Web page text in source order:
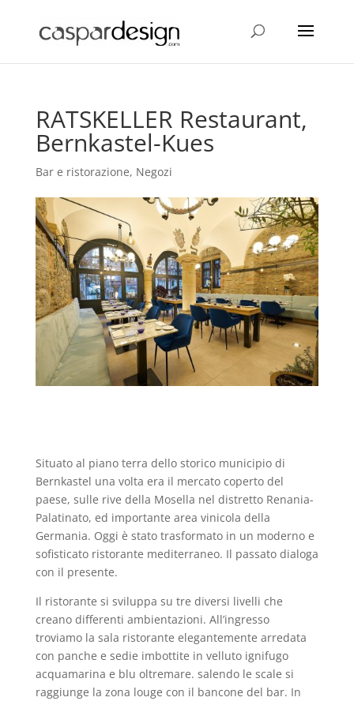
RATSKELLER Restaurant,
Bernkastel-Kues
Bar e ristorazione, Negozi
Situato al piano terra dello storico municipio di
Bernkastel una volta era il mercato coperto del
paese, sulle rive della Mosella nel distretto Renania-
Palatinato, ed importante area vinicola della
Germania. Oggi è stato trasformato in un moderno e
sofisticato ristorante mediterraneo. Il passato dialoga
con il presente.
Il ristorante si sviluppa su tre diversi livelli che
creano differenti ambientazioni. All’ingresso
troviamo la sala ristorante elegantemente arredata
con panche e sedie imbottite in velluto ignifugo
acquamarina e blu oltremare. salendo le scale si
raggiunge la zona louge con il bancone del bar. In